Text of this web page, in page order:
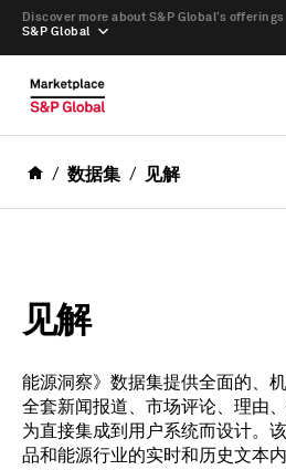
S&P Global
Discover more about S&P Global’s offerings
数据集 见解
见解
能源洞察》数据集提供全面的、
全套新闻报道、市场评论、理由
为直接集成到用户系统而设计。
品和能源行业的实时和历史文本